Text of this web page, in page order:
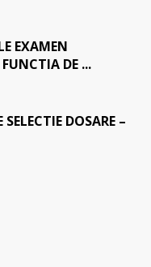
EXAMEN
DE ...
DOSARE –